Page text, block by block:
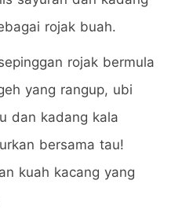
rojak buah.
rojak bermula
yang rangup, ubi
dan kadang kala
bersama tau!
kuah kacang yang